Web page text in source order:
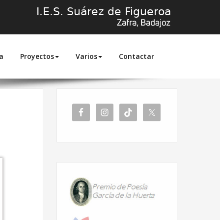
Proyectos Varios Contactar